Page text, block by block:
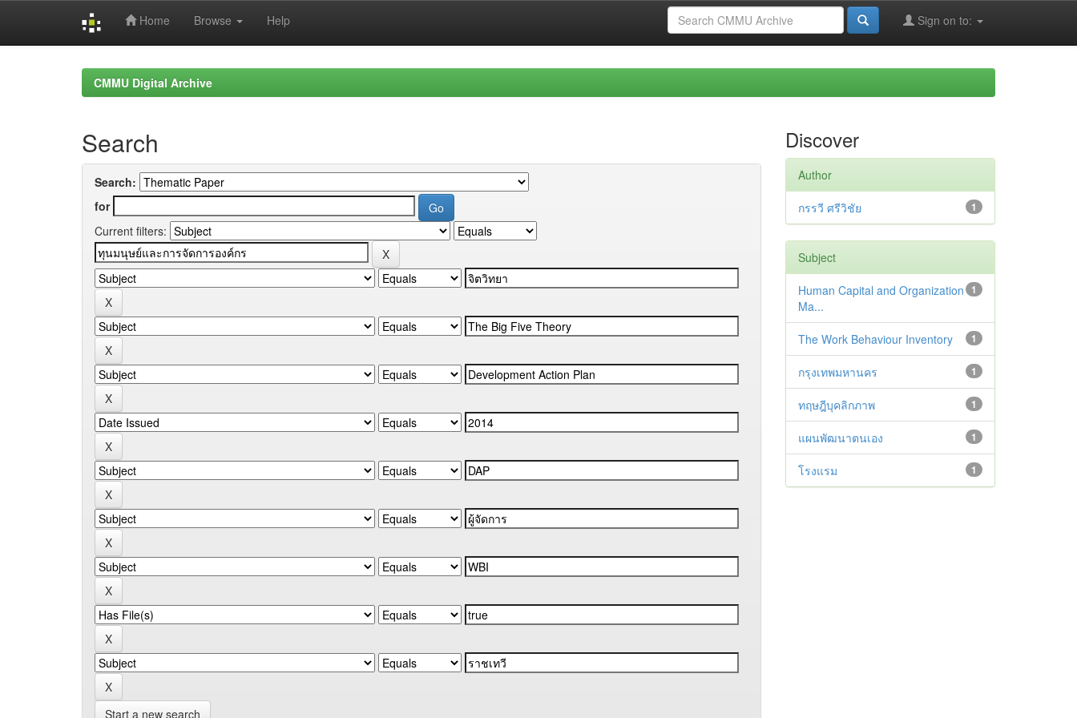
Home Browse Help Sign on to:
CMMU Digital Archive
Search
Search:
for
Current filters:
Start a new search
Discover
Author
1
กรรวี ศรีวิชัย
Subject
1
Human Capital and Organization
Ma...
1
The Work Behaviour Inventory
1
กรุงเทพมหานคร
1
ทฤษฎีบุคลิกภาพ
1
แผนพัฒนาตนเอง
1
โรงแรม